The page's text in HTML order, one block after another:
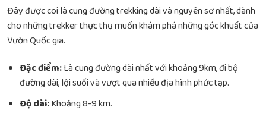
Đây được coi là cung đường trekking dài và nguyên sơ nhất, dành
cho những trekker thực thụ muốn khám phá những góc khuất của
Vườn Quốc gia.
Đặc điểm:Là cung đường dài nhất với khoảng 9km, đi bộ
đường dài, lội suối và vượt qua nhiều địa hình phức tạp.
Độ dài:Khoảng 8-9 km.